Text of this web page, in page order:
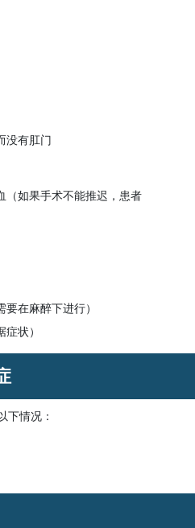
没有肛门
（如果手术不能推迟，患者
在麻醉下进行）
状）
下情况：